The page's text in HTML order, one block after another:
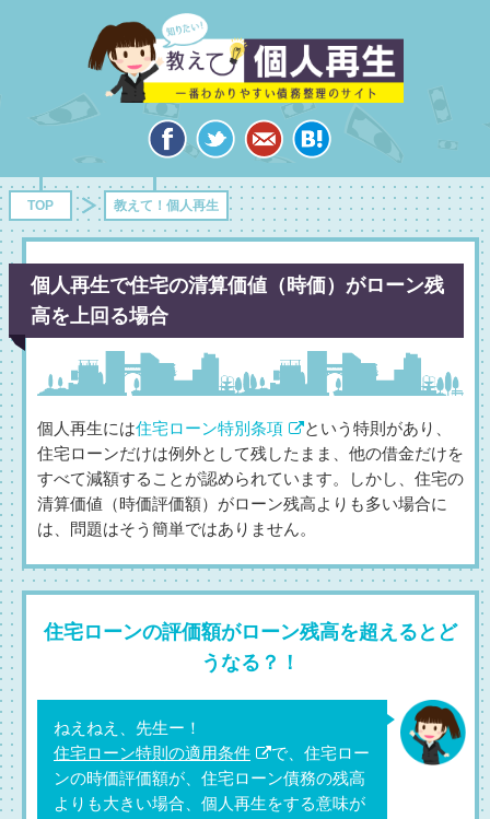
TOP 教えて！個人再生
個人再生で住宅の清算価値（時価）がローン残
高を上回る場合
個人再生には住宅ローン特別条項
という特則があり、
住宅ローンだけは例外として残したまま、他の借金だけを
すべて減額することが認められています。しかし、住宅の
清算価値（時価評価額）がローン残高よりも多い場合に
は、問題はそう簡単ではありません。
住宅ローンの評価額がローン残高を超えるとど
うなる？！
ねえねえ、先生ー！
住宅ローン特則の適用条件
で、住宅ロー
ンの時価評価額が、住宅ローン債務の残高
よりも大きい場合、個人再生をする意味が